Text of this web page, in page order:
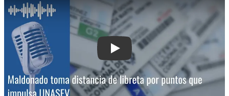
Play: Maldonado toma distancia de